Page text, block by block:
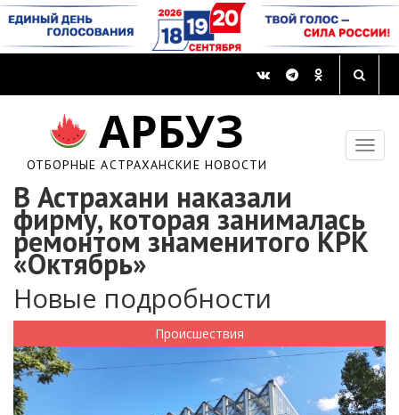
АРБУЗ
ОТБОРНЫЕ АСТРАХАНСКИЕ НОВОСТИ
В Астрахани наказали
фирму, которая занималась
ремонтом знаменитого КРК
«Октябрь»
Новые подробности
Происшествия